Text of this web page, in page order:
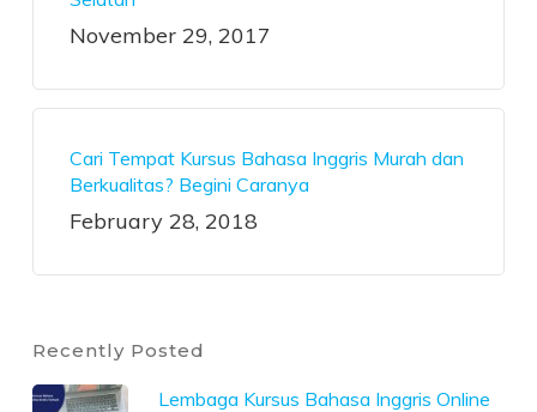
November 29, 2017
Cari Tempat Kursus Bahasa Inggris Murah dan
Berkualitas? Begini Caranya
February 28, 2018
Recently Posted
Lembaga Kursus Bahasa Inggris Online